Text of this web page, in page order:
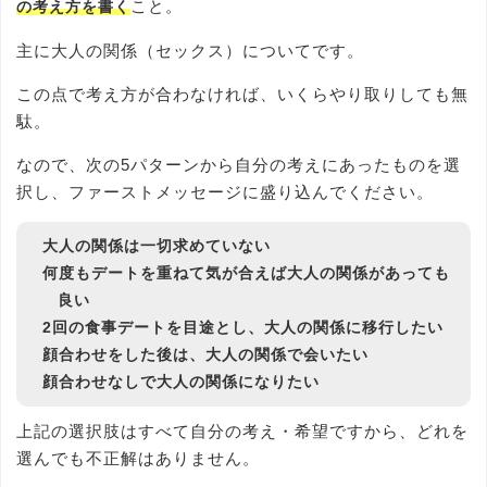
の考え方を書くこと。
主に大人の関係（セックス）についてです。
この点で考え方が合わなければ、いくらやり取りしても無
駄。
なので、次の5パターンから自分の考えにあったものを選
択し、ファーストメッセージに盛り込んでください。
大人の関係は一切求めていない
何度もデートを重ねて気が合えば大人の関係があっても
良い
2回の食事デートを目途とし、大人の関係に移行したい
顔合わせをした後は、大人の関係で会いたい
顔合わせなしで大人の関係になりたい
上記の選択肢はすべて自分の考え・希望ですから、どれを
選んでも不正解はありません。